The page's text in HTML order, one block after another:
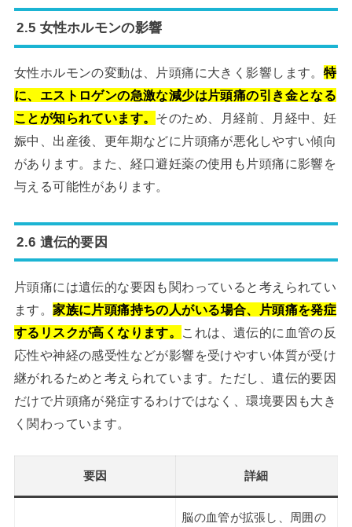
2.5 女性ホルモンの影響
女性ホルモンの変動は、片頭痛に大きく影響します。 特
に、エストロゲンの急激な減少は片頭痛の引き金となる
ことが知られています。 そのため、月経前、月経中、妊
娠中、出産後、更年期などに片頭痛が悪化しやすい傾向
があります。また、経口避妊薬の使用も片頭痛に影響を
与える可能性があります。
2.6 遺伝的要因
片頭痛には遺伝的な要因も関わっていると考えられてい
ます。家族に片頭痛持ちの人がいる場合、片頭痛を発症
するリスクが高くなります。 これは、遺伝的に血管の反
応性や神経の感受性などが影響を受けやすい体質が受け
継がれるためと考えられています。ただし、遺伝的要因
だけで片頭痛が発症するわけではなく、環境要因も大き
く関わっています。
要因 詳細
脳の血管が拡張し、周囲の